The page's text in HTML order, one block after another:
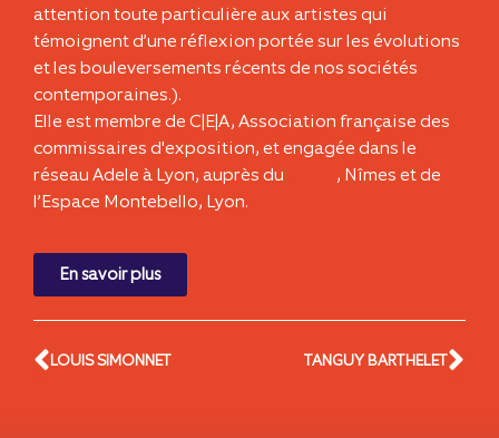
attention toute particulière aux artistes qui
témoignent d’une réflexion portée sur les évolutions
et les bouleversements récents de nos sociétés
contemporaines.).
Elle est membre de C|E|A, Association française des
commissaires d'exposition, et engagée dans le
réseau Adele à Lyon, auprès du
, Nîmes et de
l’Espace Montebello, Lyon.
En savoir plus
LOUIS SIMONNET TANGUY BARTHELET